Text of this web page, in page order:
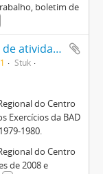
boletim de
BAD/Centro - Relatórios de atividade
Stuk
do Centro
Exercícios da BAD
1980.
do Centro
de 2008 e